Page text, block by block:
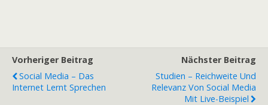
Vorheriger Beitrag
Social Media – Das
Internet Lernt Sprechen
Nächster Beitrag
Studien – Reichweite Und
Relevanz Von Social Media
Mit Live-Beispiel